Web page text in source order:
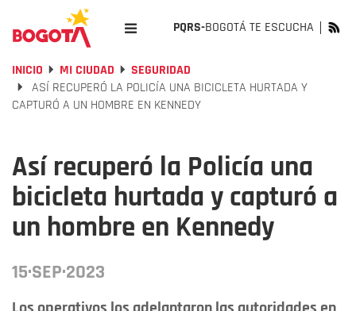
PQRS-BOGOTÁ TE ESCUCHA
INICIO MI CIUDAD
SEGURIDAD
ASÍ RECUPERÓ LA POLICÍA UNA BICICLETA HURTADA Y
CAPTURÓ A UN HOMBRE EN KENNEDY
Así recuperó la Policía una
bicicleta hurtada y capturó a
un hombre en Kennedy
15·SEP·2023